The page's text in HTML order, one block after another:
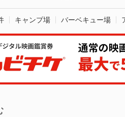
キャンプ場 バーベキュー場